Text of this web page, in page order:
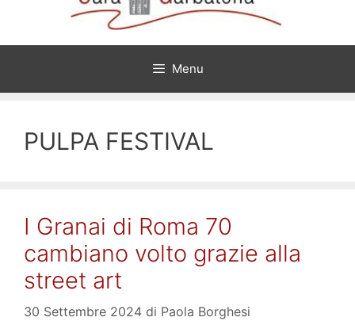
Menu
PULPA FESTIVAL
I Granai di Roma 70
cambiano volto grazie alla
street art
30 Settembre 2024 di Paola Borghesi